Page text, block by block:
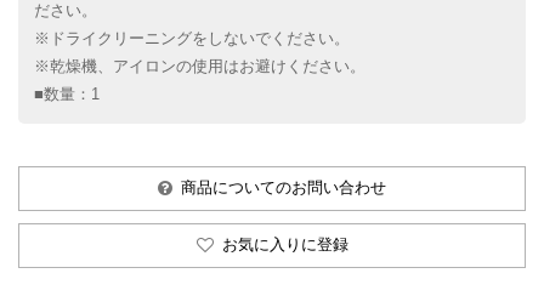
ださい。
※ドライクリーニングをしないでください。
※乾燥機、アイロンの使用はお避けください。
■数量：1
商品についてのお問い合わせ
お気に入りに登録